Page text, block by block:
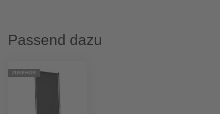
Passend dazu
ZUBEHÖR